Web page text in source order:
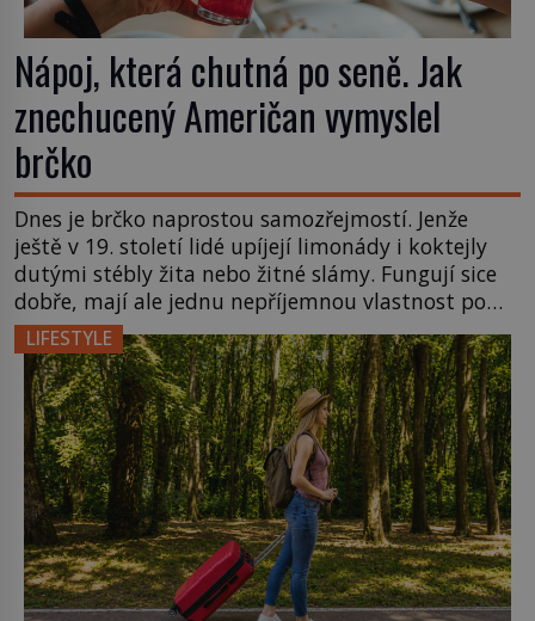
Nápoj, která chutná po seně. Jak
znechucený Američan vymyslel
brčko
Dnes je brčko naprostou samozřejmostí. Jenže
ještě v 19. století lidé upíjejí limonády i koktejly
dutými stébly žita nebo žitné slámy. Fungují sice
dobře, mají ale jednu nepříjemnou vlastnost po
chvíli se rozmáčejí a nápoji dodávají travnatou
příchuť. Právě tahle drobná nepříjemnost přivede
amerického výrobce cigaretových náustků k
nápadu, který změní způsob pití po celém […]
LIFESTYLE